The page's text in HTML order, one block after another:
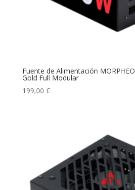
Fuente de Alimentación
Gold Full Modular
199,00 €